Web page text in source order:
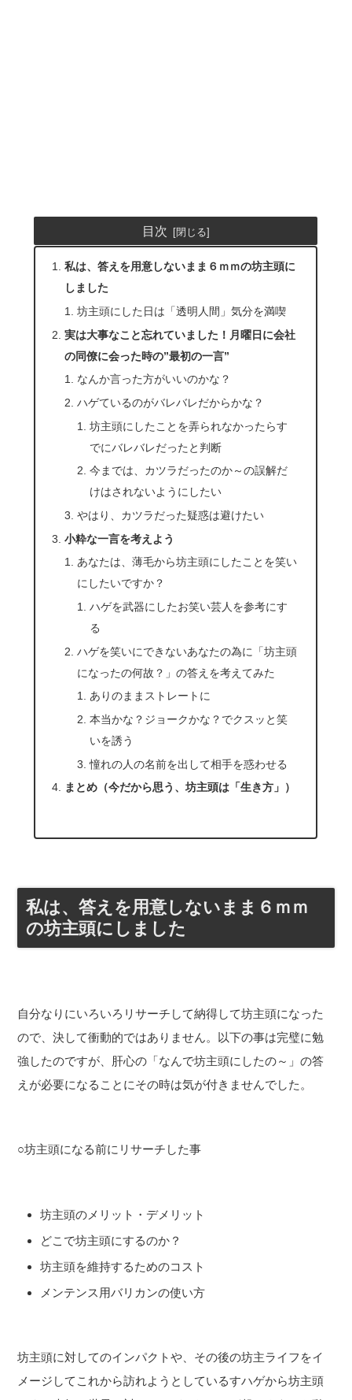
目次
私は、答えを用意しないまま６ｍｍの坊主頭に
しました
坊主頭にした日は「透明人間」気分を満喫
実は大事なこと忘れていました！月曜日に会社
の同僚に会った時の”最初の一言”
なんか言った方がいいのかな？
ハゲているのがバレバレだからかな？
坊主頭にしたことを弄られなかったらす
でにバレバレだったと判断
今までは、カツラだったのか～の誤解だ
けはされないようにしたい
やはり、カツラだった疑惑は避けたい
小粋な一言を考えよう
あなたは、薄毛から坊主頭にしたことを笑い
にしたいですか？
ハゲを武器にしたお笑い芸人を参考にす
る
ハゲを笑いにできないあなたの為に「坊主頭
になったの何故？」の答えを考えてみた
ありのままストレートに
本当かな？ジョークかな？でクスッと笑
いを誘う
憧れの人の名前を出して相手を惑わせる
まとめ（今だから思う、坊主頭は「生き方」）
私は、答えを用意しないまま６ｍｍ
の坊主頭にしました
自分なりにいろいろリサーチして納得して坊主頭になった
ので、決して衝動的ではありません。以下の事は完璧に勉
強したのですが、肝心の「なんで坊主頭にしたの～」の答
えが必要になることにその時は気が付きませんでした。
○坊主頭になる前にリサーチした事
坊主頭のメリット・デメリット
どこで坊主頭にするのか？
坊主頭を維持するためのコスト
メンテンス用バリカンの使い方
坊主頭に対してのインパクトや、その後の坊主ライフをイ
メージしてこれから訪れようとしているすハゲから坊主頭